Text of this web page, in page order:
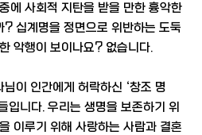
에 사회적 지탄을 받을 만한 흉악한
? 십계명을 정면으로 위반하는 도둑
악행이 보이나요? 없습니다.
이 인간에게 허락하신 ‘창조 명
입니다. 우리는 생명을 보존하기 위
이루기 위해 사랑하는 사람과 결혼